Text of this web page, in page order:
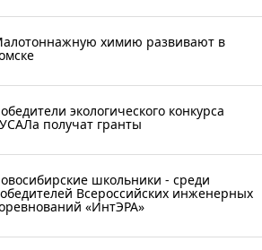
химию развивают в
экологического конкурса
получат гранты
школьники - среди
Всероссийских инженерных
«ИнтЭРА»